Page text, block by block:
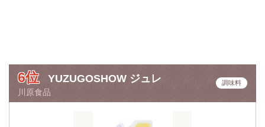
6位 YUZUGOSHOW ジュレ
川原食品
調味料